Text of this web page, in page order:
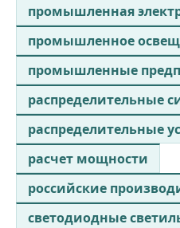
промышленная
промышленное
промышленные
распределительные
распределительные
расчет мощности
российские
светодиодные